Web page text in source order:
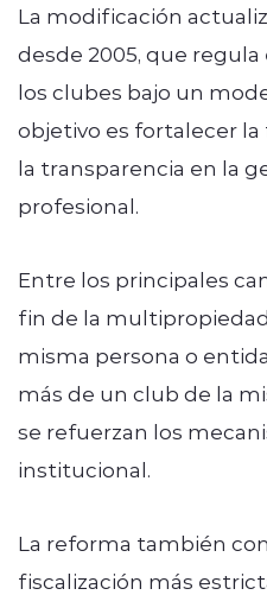
La modificación
desde 2005, que
los clubes bajo un
objetivo es fortalecer
la transparencia en la
profesional.
Entre los principales
fin de la
misma persona o
más de un club de la
se refuerzan los
institucional.
La reforma también
fiscalización más